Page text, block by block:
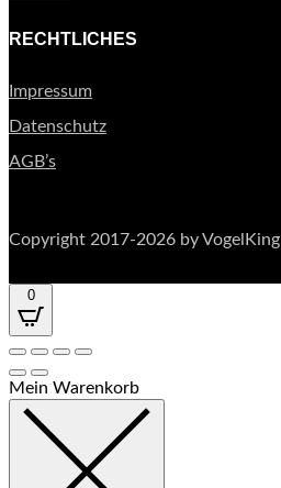
RECHTLICHES
Impressum
Datenschutz
AGB’s
Copyright 2017-2026 by VogelKing
0
Mein Warenkorb